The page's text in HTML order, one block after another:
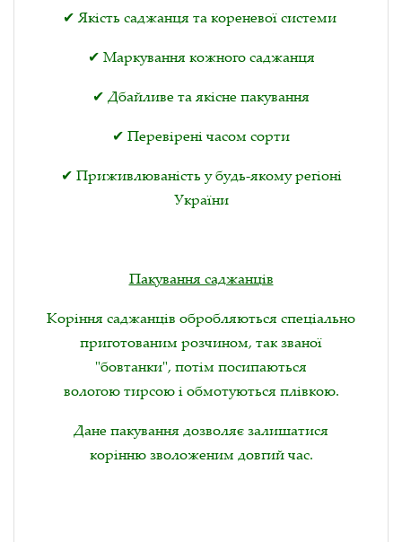
✔ Якість саджанця та кореневої системи
✔ Маркування кожного саджанця
✔ Дбайливе та якісне пакування
✔ Перевірені часом сорти
✔ Приживлюваність у будь-якому регіоні
України
Пакування саджанців
Коріння саджанців обробляються спеціально
приготованим розчином, так званої
"бовтанки", потім посипаються
вологою тирсою і обмотуються плівкою.
Дане пакування дозволяє залишатися
корінню зволоженим довгий час.